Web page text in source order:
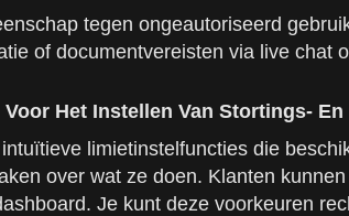
tegen ongeautoriseerd
of documentvereisten via live chat
Het Instellen Van Stortings-
limietinstelfuncties die
over wat ze doen. Klanten
Je kunt deze voorkeuren